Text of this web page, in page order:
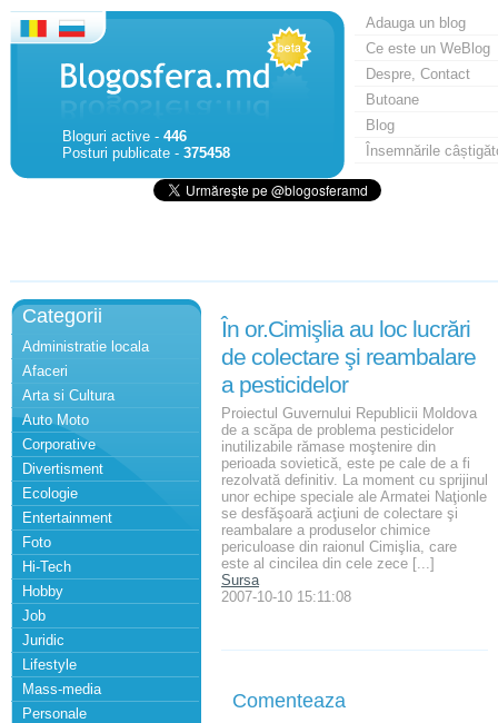
Bloguri active - 446
Posturi publicate - 375458
Adauga un blog
Ce este un WeBlog
Despre, Contact
Butoane
Blog
Însemnările
Categorii
Administratie locala
Afaceri
Arta si Cultura
Auto Moto
Corporative
Divertisment
Ecologie
Entertainment
Foto
Hi-Tech
Hobby
Job
Juridic
Lifestyle
Mass-media
Personale
În or.Cimişlia au loc lucrări
de colectare şi reambalare
a pesticidelor
Proiectul Guvernului Republicii Moldova
de a scăpa de problema pesticidelor
inutilizabile rămase moştenire din
perioada sovietică, este pe cale de a fi
rezolvată definitiv. La moment cu sprijinul
unor echipe speciale ale Armatei Naţionle
se desfăşoară acţiuni de colectare şi
reambalare a produselor chimice
periculoase din raionul Cimişlia, care
este al cincilea din cele zece [...]
Sursa
2007-10-10 15:11:08
Comenteaza